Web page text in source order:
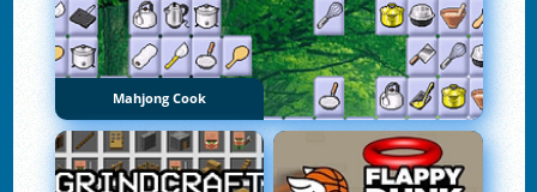
Mahjong Cook